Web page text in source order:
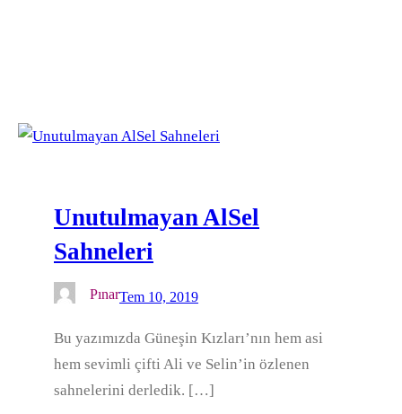
Unutulmayan AlSel
Sahneleri
PınarTem 10, 2019
Bu yazımızda Güneşin Kızları’nın hem asi
hem sevimli çifti Ali ve Selin’in özlenen
sahnelerini derledik. […]